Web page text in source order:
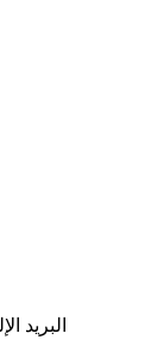
البريد